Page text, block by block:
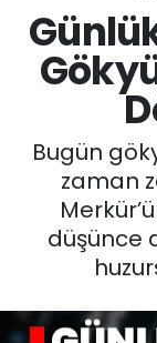
Bugün
zaman
düşünce
ASAYİŞ
GÜNCEL
SİYASET
EĞİTİM
MAGAZİN
SAĞLIK
Trafik
Süper
Tüm
Son
Haber